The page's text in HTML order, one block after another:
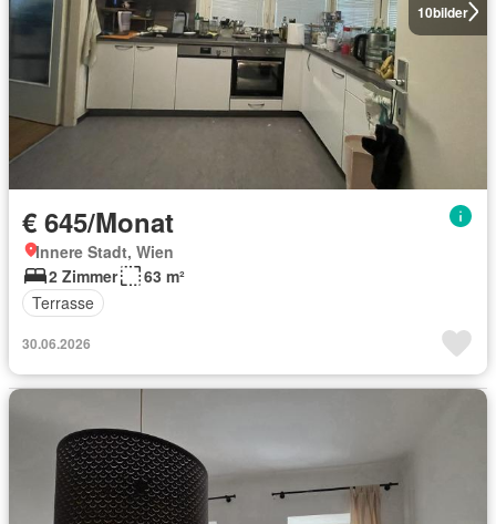
10bilder
€ 645/Monat
Innere Stadt, Wien
2 Zimmer
63 m²
Terrasse
30.06.2026